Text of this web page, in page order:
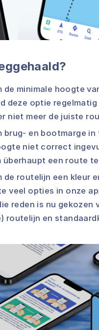
de minimale hoogte
deze optie
niet meer de juiste
brug- en bootmarge
niet correct
überhaupt een route
de routelijn een kleur
veel opties in onze
reden is nu
routelijn en